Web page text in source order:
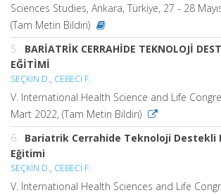
Sciences Studies, Ankara, Türkiye, 27 - 28
(Tam Metin Bildiri)
5.
BARİATRİK CERRAHİDE TEKNOLOJİ
EĞİTİMİ
SEÇKİN D., CEBECİ F.
V. International Health Science and Life
Mart 2022, (Tam Metin Bildiri)
6.
Bariatrik Cerrahide Teknoloji Destekli
Eğitimi
SEÇKİN D., CEBECİ F.
V. International Health Sciences and Life